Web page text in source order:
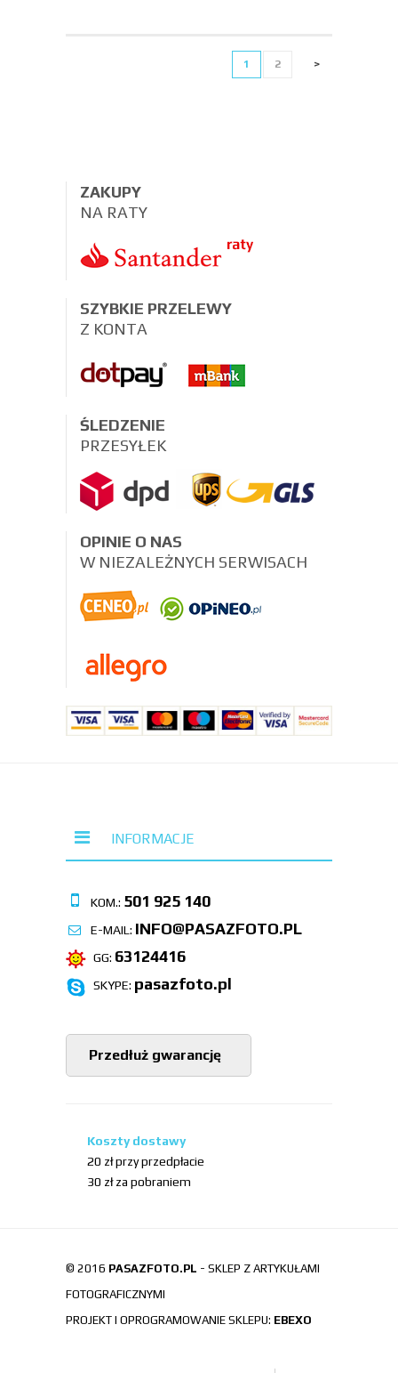
1 2 >
ZAKUPY
NA RATY
SZYBKIE PRZELEWY
Z KONTA
ŚLEDZENIE
PRZESYŁEK
OPINIE O NAS
W NIEZALEŻNYCH SERWISACH
INFORMACJE
KOM.: 501 925 140
E-MAIL: INFO@PASAZFOTO.PL
GG: 63124416
SKYPE: pasazfoto.pl
Przedłuż gwarancję
Koszty dostawy
20 zł przy przedpłacie
30 zł za pobraniem
© 2016 PASAZFOTO.PL - SKLEP Z ARTYKUŁAMI
FOTOGRAFICZNYMI
PROJEKT I OPROGRAMOWANIE SKLEPU: EBEXO